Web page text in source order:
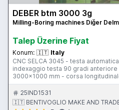
DEBER btm 3000 3g
Milling-Boring machines Diğer
Talep Üzerine Fiyat
Konum: 🇮🇹 Italy
CNC SELCA 3045 - testa
indexaggio testa 90 gradi
3000x1000 mm - corsa
600 mm - corsa verticale 1500 mm
25IND1531
🇮🇹 BENTIVOGLIO MAKE AND